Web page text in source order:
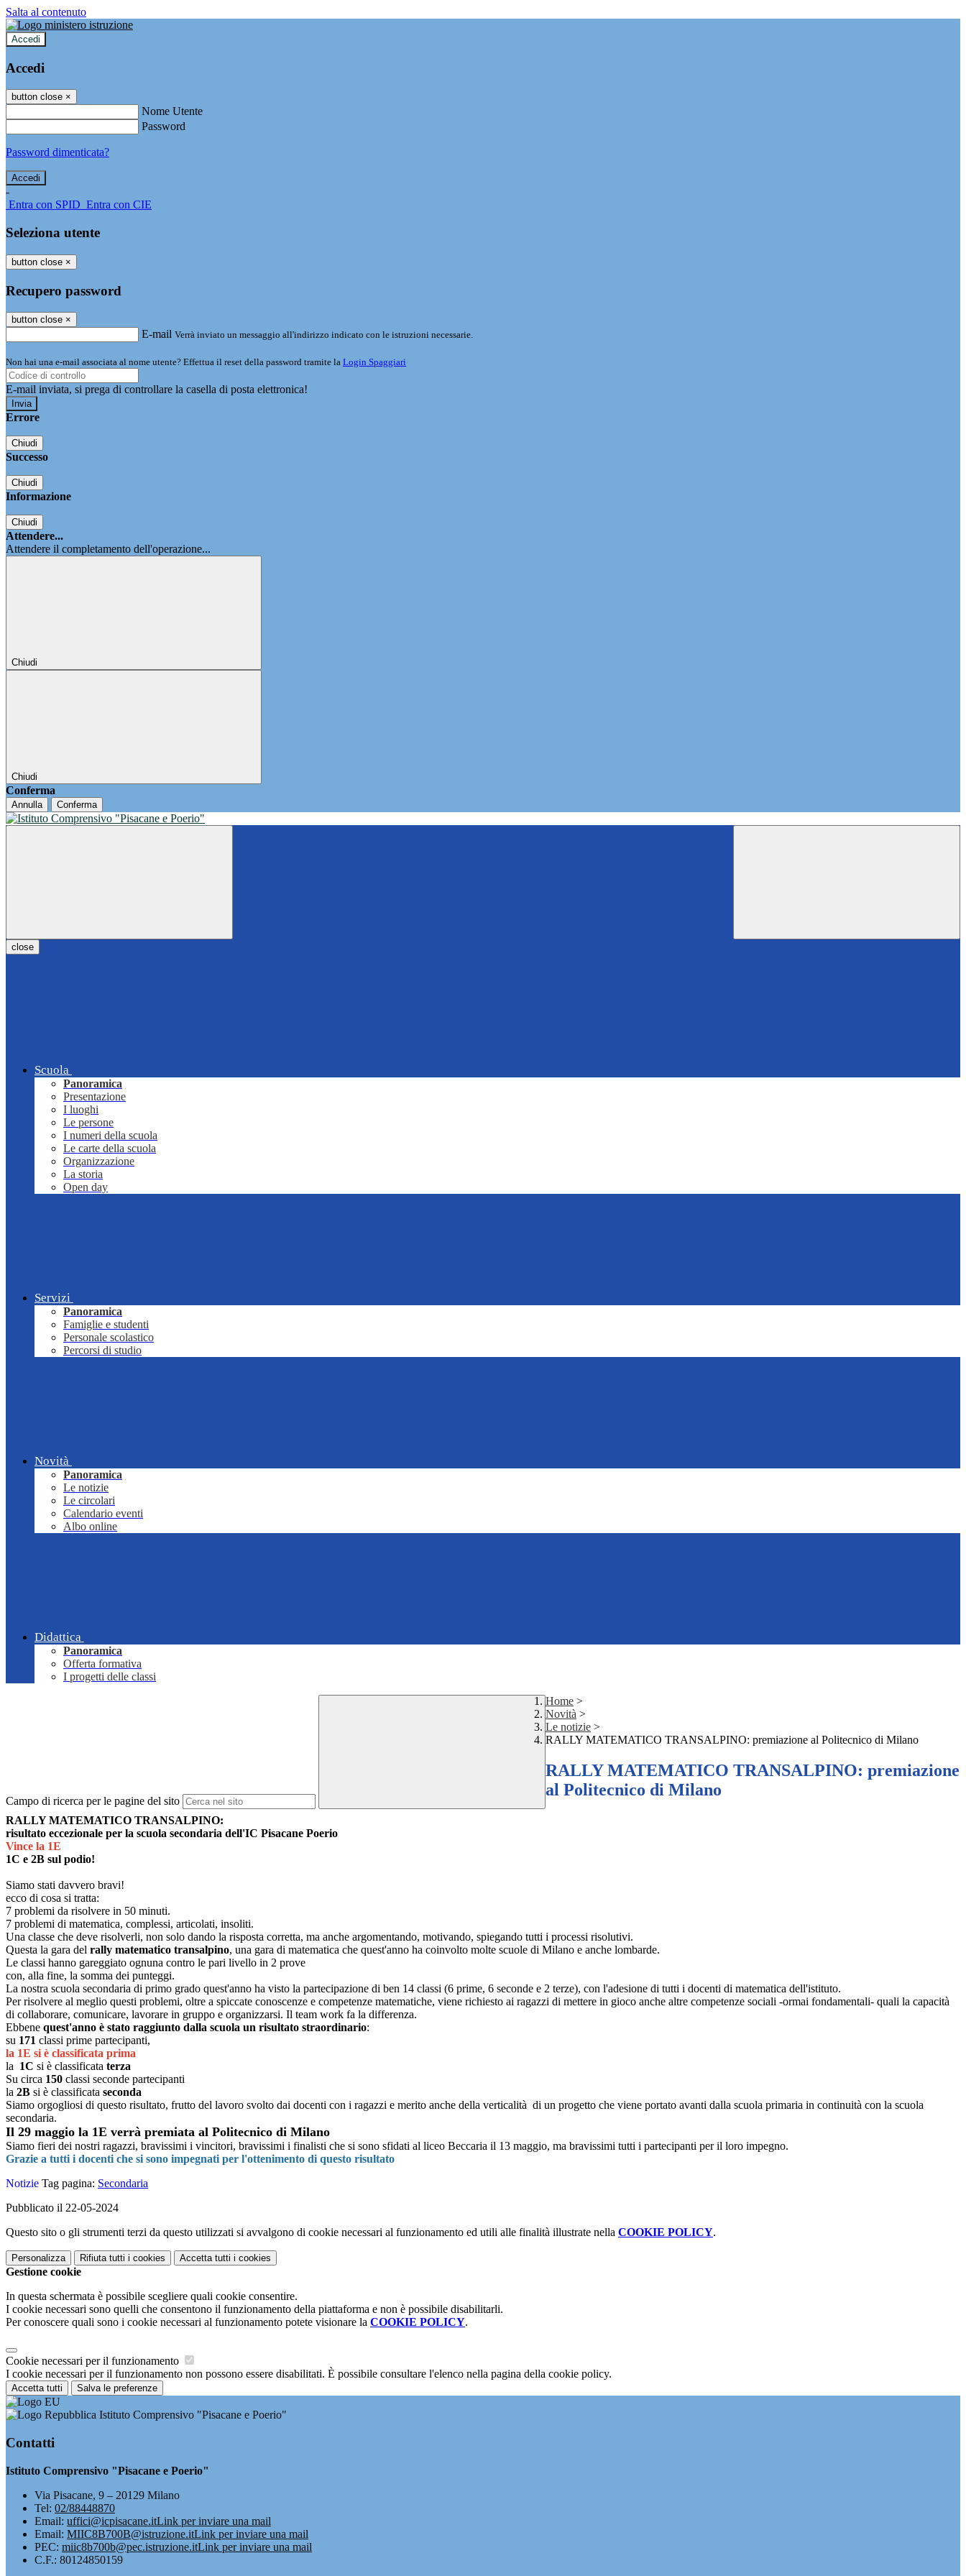
Salta al contenuto
Accedi
Accedi
button close ×
Nome Utente
Password
Password dimenticata?
-
Entra con SPID Entra con CIE
Seleziona utente
button close ×
Recupero password
button close ×
E-mail Verrà inviato un messaggio all'indirizzo indicato con le istruzioni necessarie.
Non hai una e-mail associata al nome utente? Effettua il reset della password tramite la Login Spaggiari
E-mail inviata, si prega di controllare la casella di posta elettronica!
Errore
Chiudi
Successo
Chiudi
Informazione
Chiudi
Attendere...
Attendere il completamento dell'operazione...
Chiudi
Chiudi
Conferma
Annulla Conferma
close
Scuola
Panoramica
Presentazione
I luoghi
Le persone
I numeri della scuola
Le carte della scuola
Organizzazione
La storia
Open day
Servizi
Panoramica
Famiglie e studenti
Personale scolastico
Percorsi di studio
Novità
Panoramica
Le notizie
Le circolari
Calendario eventi
Albo online
Didattica
Panoramica
Offerta formativa
I progetti delle classi
Campo di ricerca per le pagine del sito
Home >
Novità >
Le notizie >
RALLY MATEMATICO TRANSALPINO: premiazione al Politecnico di Milano
RALLY MATEMATICO TRANSALPINO: premiazione
al Politecnico di Milano
RALLY MATEMATICO TRANSALPINO:
risultato eccezionale per la scuola secondaria dell'IC Pisacane Poerio
Vince la 1E
1C e 2B sul podio!
Siamo stati davvero bravi!
ecco di cosa si tratta:
7 problemi da risolvere in 50 minuti.
7 problemi di matematica, complessi, articolati, insoliti.
Una classe che deve risolverli, non solo dando la risposta corretta, ma anche argomentando, motivando, spiegando tutti i processi risolutivi.
Questa la gara del rally matematico transalpino, una gara di matematica che quest'anno ha coinvolto molte scuole di Milano e anche lombarde.
Le classi hanno gareggiato ognuna contro le pari livello in 2 prove
con, alla fine, la somma dei punteggi.
La nostra scuola secondaria di primo grado quest'anno ha visto la partecipazione di ben 14 classi (6 prime, 6 seconde e 2 terze), con l'adesione di tutti i docenti di matematica dell'istituto.
Per risolvere al meglio questi problemi, oltre a spiccate conoscenze e competenze matematiche, viene richiesto ai ragazzi di mettere in gioco anche altre competenze sociali -ormai fondamentali- quali la capacità
di collaborare, comunicare, lavorare in gruppo e organizzarsi. Il team work fa la differenza.
Ebbene quest'anno è stato raggiunto dalla scuola un risultato straordinario:
su 171 classi prime partecipanti,
la 1E si è classificata prima
la 1C si è classificata terza
Su circa 150 classi seconde partecipanti
la 2B si è classificata seconda
Siamo orgogliosi di questo risultato, frutto del lavoro svolto dai docenti con i ragazzi e merito anche della verticalità di un progetto che viene portato avanti dalla scuola primaria in continuità con la scuola
secondaria.
Il 29 maggio la 1E verrà premiata al Politecnico di Milano
Siamo fieri dei nostri ragazzi, bravissimi i vincitori, bravissimi i finalisti che si sono sfidati al liceo Beccaria il 13 maggio, ma bravissimi tutti i partecipanti per il loro impegno.
Grazie a tutti i docenti che si sono impegnati per l'ottenimento di questo risultato
Notizie Tag pagina: Secondaria
Pubblicato il 22-05-2024
Questo sito o gli strumenti terzi da questo utilizzati si avvalgono di cookie necessari al funzionamento ed utili alle finalità illustrate nella COOKIE POLICY.
Personalizza Rifiuta tutti i cookies Accetta tutti i cookies
Gestione cookie
In questa schermata è possibile scegliere quali cookie consentire.
I cookie necessari sono quelli che consentono il funzionamento della piattaforma e non è possibile disabilitarli.
Per conoscere quali sono i cookie necessari al funzionamento potete visionare la COOKIE POLICY.
Cookie necessari per il funzionamento
I cookie necessari per il funzionamento non possono essere disabilitati. È possibile consultare l'elenco nella pagina della cookie policy.
Accetta tutti Salva le preferenze
Istituto Comprensivo "Pisacane e Poerio"
Contatti
Istituto Comprensivo "Pisacane e Poerio"
Via Pisacane, 9 – 20129 Milano
Tel: 02/88448870
Email: uffici@icpisacane.itLink per inviare una mail
Email: MIIC8B700B@istruzione.itLink per inviare una mail
PEC: miic8b700b@pec.istruzione.itLink per inviare una mail
C.F.: 80124850159